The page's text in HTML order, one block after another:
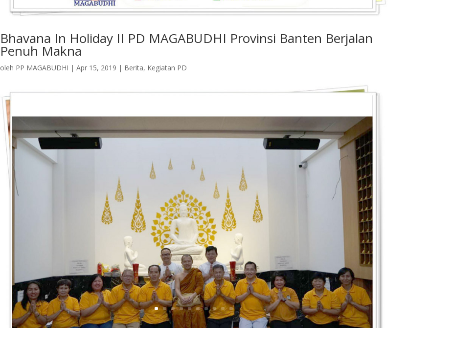
Bhavana In Holiday II PD MAGABUDHI Provinsi Banten Berjalan
Penuh Makna
oleh PP MAGABUDHI | Apr 15, 2019 | Berita, Kegiatan PD